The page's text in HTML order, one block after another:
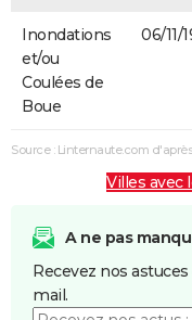
Inondations
et/ou
Coulées de
Boue
06/11/
Source : Linternaute.com
Villes avec
A ne pas
Recevez nos
mail.